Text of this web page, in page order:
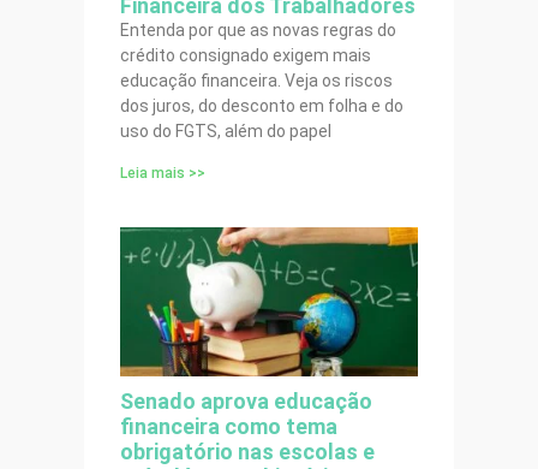
Entenda por que as novas regras do
crédito consignado exigem mais
educação financeira. Veja os riscos
dos juros, do desconto em folha e do
uso do FGTS, além do papel
Leia mais >>
Senado aprova educação
financeira como tema
obrigatório nas escolas e